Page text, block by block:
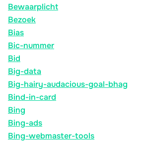
Bewaarplicht
Bezoek
Bias
Bic-nummer
Bid
Big-data
Big-hairy-audacious-goal-bhag
Bind-in-card
Bing
Bing-ads
Bing-webmaster-tools